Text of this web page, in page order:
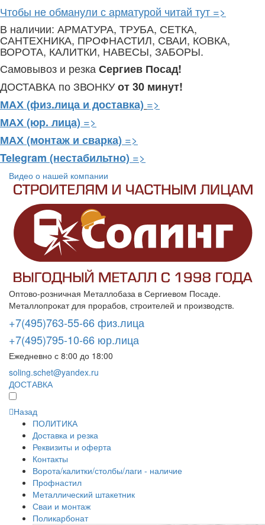
Чтобы не обманули с арматурой читай тут =>
В наличии: АРМАТУРА, ТРУБА, СЕТКА,
САНТЕХНИКА, ПРОФНАСТИЛ, СВАИ, КОВКА,
ВОРОТА, КАЛИТКИ, НАВЕСЫ, ЗАБОРЫ.
Самовывоз и резка Сергиев Посад!
ДОСТАВКА по ЗВОНКУот 30 минут!
МАХ (физ.лица и доставка) =>
МАХ (юр. лица) =>
МАХ (монтаж и сварка) =>
Telegram (нестабильтно) =>
Видео о нашей компании
Оптово-розничная Металлобаза в Сергиевом Посаде.
Металлопрокат для прорабов, строителей и производств.
+7(495)763-55-66 физ.лица
+7(495)795-10-66 юр.лица
Ежедневно с 8:00 до 18:00
soling.schet@yandex.ru
ДОСТАВКА
Назад
ПОЛИТИКА
Доставка и резка
Реквизиты и оферта
Контакты
Ворота/калитки/столбы/лаги - наличие
Профнастил
Металлический штакетник
Сваи и монтаж
Поликарбонат